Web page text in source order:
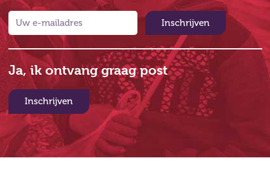
Inschrijven
Ja, ik ontvang graag post
Inschrijven